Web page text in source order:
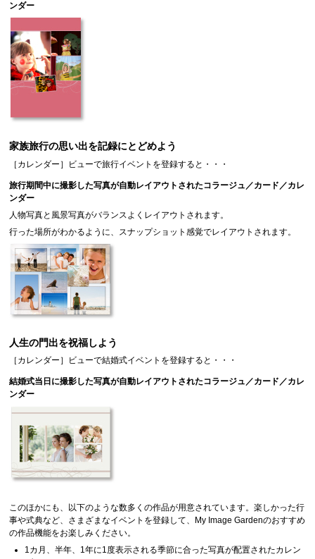
ンダー
家族旅行の思い出を記録にとどめよう
［ カレンダー ］ビューで旅行イベントを登録すると・・・
旅行期間中に撮影した写真が自動レイアウトされたコラージュ／カード／カレ
ンダー
人物写真と風景写真がバランスよくレイアウトされます。
行った場所がわかるように、スナップショット感覚でレイアウトされます。
人生の門出を祝福しよう
［ カレンダー ］ビューで結婚式イベントを登録すると・・・
結婚式当日に撮影した写真が自動レイアウトされたコラージュ／カード／カレ
ンダー
このほかにも、以下のような数多くの作品が用意されています。楽しかった行
事や式典など、さまざまなイベントを登録して、 My Image Gardenのおすすめ
の作品機能をお楽しみください。
1カ月、半年、1年に1度表示される季節に合った写真が配置されたカレン